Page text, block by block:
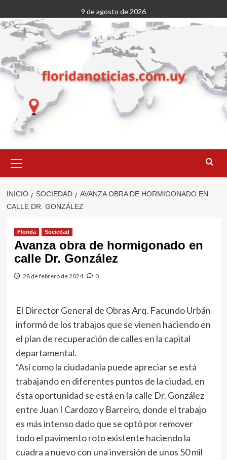
al
contenido
9 de agosto de 2026
primario
INICIO SOCIEDAD
AVANZA OBRA DE HORMIGONADO EN
CALLE DR. GONZÁLEZ
Florida Sociedad
Avanza obra de hormigonado en
calle Dr. González
28 de febrero de 2024 0
El Director General de Obras Arq. Facundo Urbán
informó de los trabajos que se vienen haciendo en
el plan de recuperación de calles en la capital
departamental.
“Así como la ciudadanía puede apreciar se está
trabajando en diferentes puntos de la ciudad, en
ésta oportunidad se está en la calle Dr. González
entre Juan I Cardozo y Barreiro, donde el trabajo
es más intenso dado que se optó por remover
todo el pavimento roto existente haciendo la
cuadra a nuevo con una inversión de unos 50 mil